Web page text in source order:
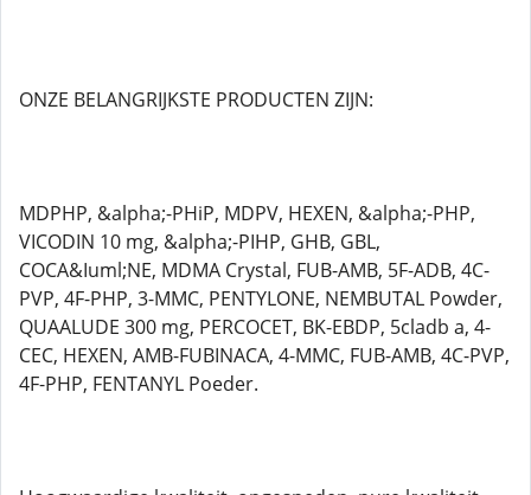
ONZE BELANGRIJKSTE PRODUCTEN ZIJN:
MDPHP, &alpha;-PHiP, MDPV, HEXEN, &alpha;-PHP,
VICODIN 10 mg, &alpha;-PIHP, GHB, GBL,
COCA&Iuml;NE, MDMA Crystal, FUB-AMB, 5F-ADB, 4C-
PVP, 4F-PHP, 3-MMC, PENTYLONE, NEMBUTAL Powder,
QUAALUDE 300 mg, PERCOCET, BK-EBDP, 5cladb a, 4-
CEC, HEXEN, AMB-FUBINACA, 4-MMC, FUB-AMB, 4C-PVP,
4F-PHP, FENTANYL Poeder.